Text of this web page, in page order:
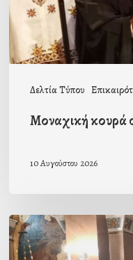
Δελτία Τύπου
Μοναχική κουρά
10 Αυγούστου 2026
Ιερά
Παράκληση